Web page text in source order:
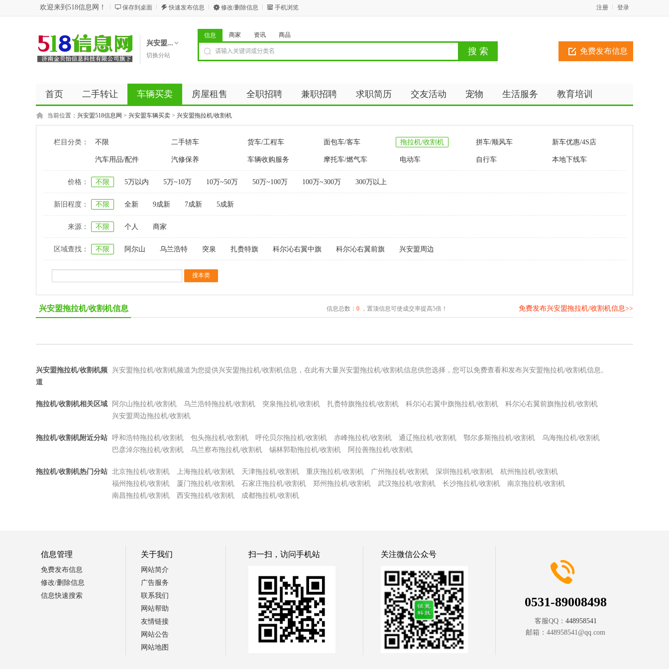
欢迎来到518信息网！ 保存到桌面 快速发布信息 修改/删除信息 手机浏览 登录
注册
兴安盟...
切换分站 免费发布信息
信息 商家 资讯 商品
首页 二手转让 车辆买卖 房屋租售 全职招聘 兼职招聘 求职简历 交友活动 宠物 生活服务 教育培训
商务服务 五金建材 优惠券 新闻资讯
当前位置： 兴安盟518信息网 > 兴安盟车辆买卖 > 兴安盟拖拉机/收割机
栏目分类： 不限 二手轿车 货车/工程车 面包车/客车 拖拉机/收割机 拼车/顺风车 新车优惠/4S店
汽车用品/配件 汽修保养 车辆收购服务 摩托车/燃气车 电动车 自行车 本地下线车
价格： 不限 5万以内 5万~10万 10万~50万 50万~100万 100万~300万 300万以上
新旧程度： 不限 全新 9成新 7成新 5成新
来源： 不限 个人 商家
区域查找： 不限 阿尔山 乌兰浩特 突泉 扎赉特旗 科尔沁右翼中旗 科尔沁右翼前旗 兴安盟周边
兴安盟拖拉机/收割机信息 信息总数： 0，置顶信息可使成交率提高5倍！ 免费发布兴安盟拖拉机/收割机信息>>
兴安盟拖拉机/收割机频
道
兴安盟拖拉机/收割机频道为您提供兴安盟拖拉机/收割机信息，在此有大量兴安盟拖拉机/收割机信息供您选择，您可以免费查看和发布兴安盟拖拉机/收割机信息。
拖拉机/收割机相关区域 阿尔山拖拉机/收割机 乌兰浩特拖拉机/收割机 突泉拖拉机/收割机 扎赉特旗拖拉机/收割机 科尔沁右翼中旗拖拉机/收割机
科尔沁右翼前旗拖拉机/收割机
兴安盟周边拖拉机/收割机
拖拉机/收割机附近分站 呼和浩特拖拉机/收割机 包头拖拉机/收割机 呼伦贝尔拖拉机/收割机 赤峰拖拉机/收割机 通辽拖拉机/收割机 鄂尔多斯拖拉机/收割机
乌海拖拉机/收割机
巴彦淖尔拖拉机/收割机
乌兰察布拖拉机/收割机 锡林郭勒拖拉机/收割机 阿拉善拖拉机/收割机
拖拉机/收割机热门分站 北京拖拉机/收割机 上海拖拉机/收割机 天津拖拉机/收割机 重庆拖拉机/收割机 广州拖拉机/收割机 深圳拖拉机/收割机
杭州拖拉机/收割机
福州拖拉机/收割机
厦门拖拉机/收割机 石家庄拖拉机/收割机 郑州拖拉机/收割机 武汉拖拉机/收割机 长沙拖拉机/收割机
南京拖拉机/收割机
南昌拖拉机/收割机
西安拖拉机/收割机 成都拖拉机/收割机
信息管理
免费发布信息
修改/删除信息
信息快速搜索
关于我们
网站简介
广告服务
联系我们
网站帮助
友情链接
网站公告
网站地图
扫一扫，访问手机站 关注微信公众号
0531-89008498
客服QQ： 448958541
邮箱： 448958541@qq.com